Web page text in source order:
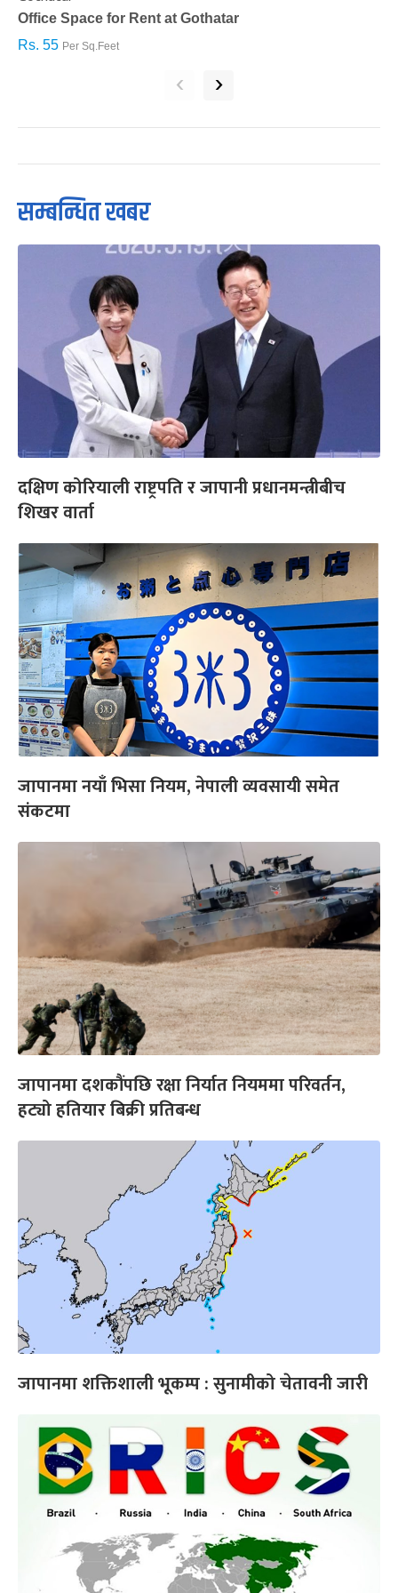
Office Space for Rent at Gothatar
Rs. 55 Per Sq.Feet
‹ ›
सम्बन्धित खबर
दक्षिण कोरियाली राष्ट्रपति र जापानी प्रधानमन्त्रीबीच
शिखर वार्ता
जापानमा नयाँ भिसा नियम, नेपाली व्यवसायी समेत
संकटमा
जापानमा दशकौंपछि रक्षा निर्यात नियममा परिवर्तन,
हट्यो हतियार बिक्री प्रतिबन्ध
जापानमा शक्तिशाली भूकम्प : सुनामीको चेतावनी जारी